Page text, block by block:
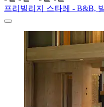
프리빌리지 스타레 - B&B,